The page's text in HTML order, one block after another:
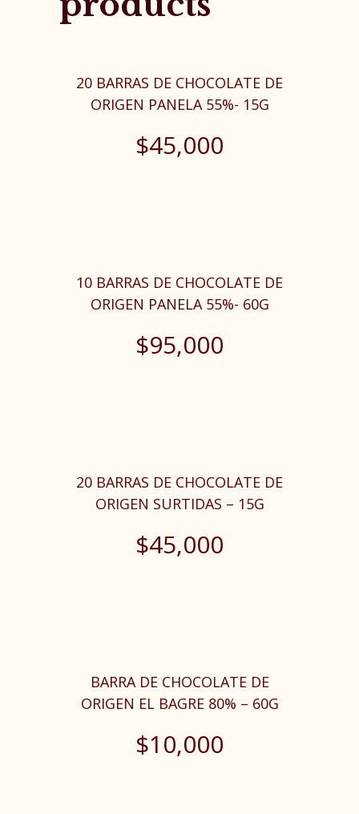
20 BARRAS DE CHOCOLATE DE
ORIGEN PANELA 55%- 15G
$45,000
10 BARRAS DE CHOCOLATE DE
ORIGEN PANELA 55%- 60G
$95,000
20 BARRAS DE CHOCOLATE DE
ORIGEN SURTIDAS – 15G
$45,000
BARRA DE CHOCOLATE DE
ORIGEN EL BAGRE 80% – 60G
$10,000